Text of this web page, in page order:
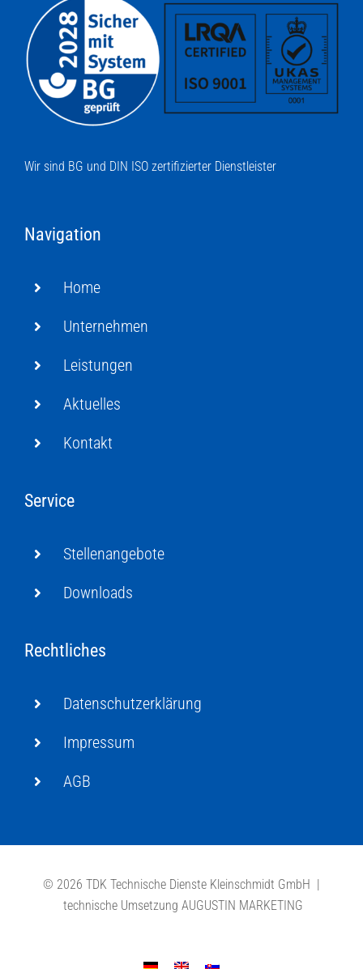
Wir sind BG und DIN ISO zertifizierter Dienstleister
Navigation
Home
Unternehmen
Leistungen
Aktuelles
Kontakt
Service
Stellenangebote
Downloads
Rechtliches
Datenschutzerklärung
Impressum
AGB
© 2026 TDK Technische Dienste Kleinschmidt GmbH |
technische Umsetzung AUGUSTIN MARKETING